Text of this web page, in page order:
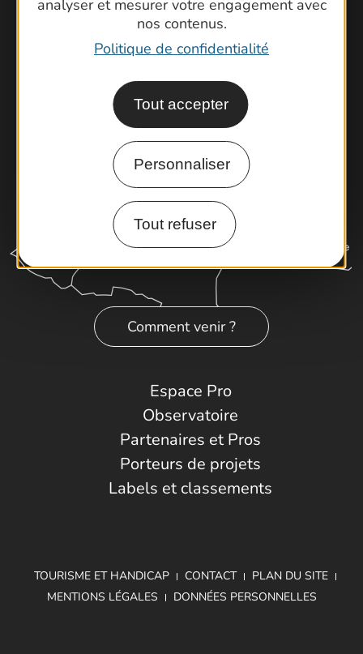
analyser et mesurer votre engagement avec
nos contenus.
Politique de confidentialité
Tout accepter
Personnaliser
Tout refuser
Brochures
Cartoguides et Topoguides
Latitude Gard
Comment venir ?
Espace Pro
Observatoire
Partenaires et Pros
Porteurs de projets
Labels et classements
TOURISME ET HANDICAP CONTACT
PLAN DU SITE
MENTIONS LÉGALES
DONNÉES PERSONNELLES